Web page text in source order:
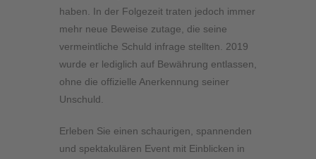
haben. In der Folgezeit traten jedoch immer
mehr neue Beweise zutage, die seine
vermeintliche Schuld infrage stellten. 2019
wurde er lediglich auf Bewährung entlassen,
ohne die offizielle Anerkennung seiner
Unschuld.
Erleben Sie einen schaurigen, spannenden
und spektakulären Event mit Einblicken in